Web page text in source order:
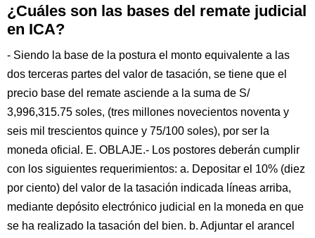
¿Cuáles son las bases del remate judicial
en ICA?
- Siendo la base de la postura el monto equivalente a las
dos terceras partes del valor de tasación, se tiene que el
precio base del remate asciende a la suma de S/
3,996,315.75 soles, (tres millones novecientos noventa y
seis mil trescientos quince y 75/100 soles), por ser la
moneda oficial. E. OBLAJE.- Los postores deberán cumplir
con los siguientes requerimientos: a. Depositar el 10% (diez
por ciento) del valor de la tasación indicada líneas arriba,
mediante depósito electrónico judicial en la moneda en que
se ha realizado la tasación del bien. b. Adjuntar el arancel